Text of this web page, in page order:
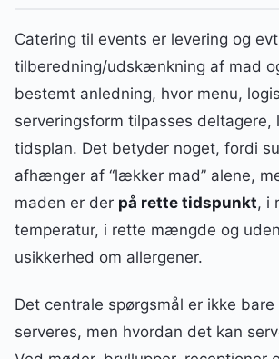
Catering til events er levering og
tilberedning/udskænkning af mad
bestemt anledning, hvor menu,
serveringsform tilpasses deltagere,
tidsplan. Det betyder noget, fordi
afhænger af “lækker mad” alene,
maden er der på rette tidspunkt, i
temperatur, i rette mængde og
usikkerhed om allergener.
Det centrale spørgsmål er ikke
serveres, men hvordan det kan